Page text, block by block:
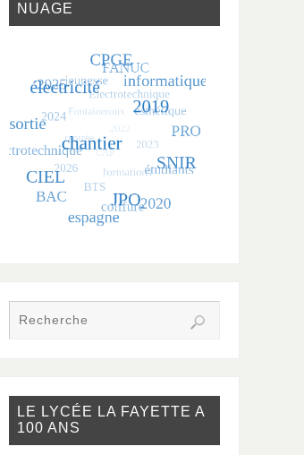
NUAGE
LE LYCÉE LA FAYETTE A
100 ANS